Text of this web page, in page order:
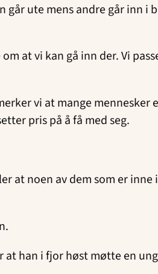
ute mens andre går inn i
at vi kan gå inn der. Vi
vi at mange mennesker
pris på å få med seg.
at noen av dem som er
han i fjor høst møtte en